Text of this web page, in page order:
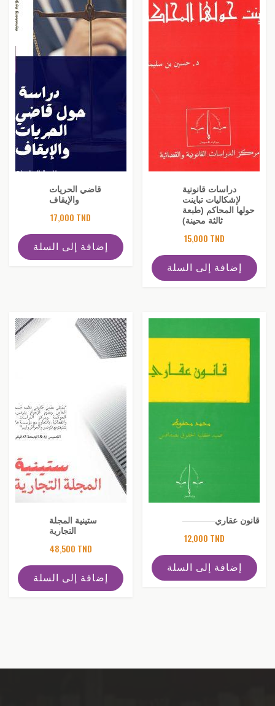
دراسات قانونية
لإشكاليات تباينت
حولها المحاكم (طبعة
ثالثة محينة)
15,000 TND
إضافة إلى السلة
قاضي الحريات
والإيقاف
17,000 TND
إضافة إلى السلة
قانون عقاري
12,000 TND
إضافة إلى السلة
ستينية المجلة
التجارية
48,500 TND
إضافة إلى السلة